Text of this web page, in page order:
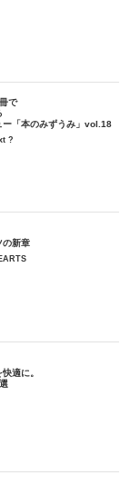
で
ー「本のみずうみ」vol.18
?
の新章
適に。